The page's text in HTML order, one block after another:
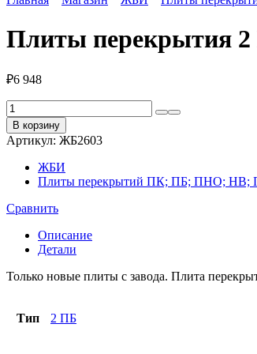
Плиты перекрытия
₽6 948
Количество
товара
Плиты
перекрытия
12-
(Рязанский
завод
№2)
В корзину
Артикул: ЖБ2603
ЖБИ
Плиты перекрытий ПК; ПБ; ПНО; НВ;
Сравнить
Описание
Детали
Только новые плиты с завода. Плита
Тип 2 ПБ